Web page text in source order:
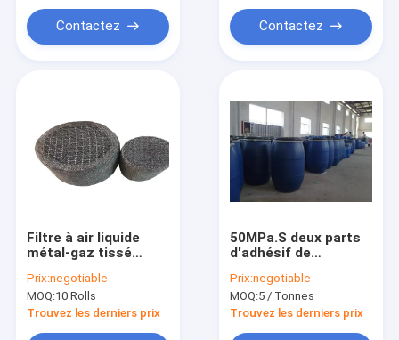
Contactez Contactez
Filtre à air liquide
métal-gaz tissé
Prix:negotiable
MOQ:10 Rolls
Trouvez les derniers prix
50MPa.S deux parts
d'adhésif de
les chaussures et le
cuir
Prix:negotiable
MOQ:5 / Tonnes
Trouvez les derniers prix